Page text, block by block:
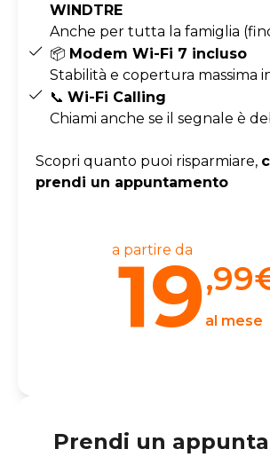
WINDTRE
Anche per tutta la famiglia
📦 Modem Wi-Fi 7 incluso
Stabilità e copertura massima
📞 Wi-Fi Calling
Chiami anche se il segnale è
Scopri quanto puoi risparmiare,
prendi un appuntamento
a partire da
19,99
al mese
Prendi un